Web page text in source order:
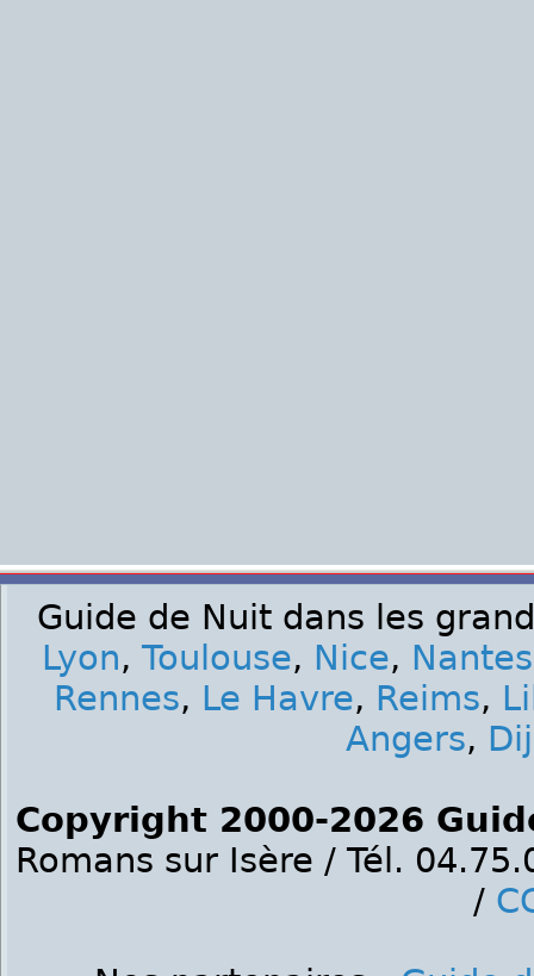
Guide de Nuit dans les
Lyon, Toulouse, Nice, Nantes
Rennes, Le Havre, Reims,
Angers,
Copyright 2000-2026
Romans sur Isère / Tél.
/